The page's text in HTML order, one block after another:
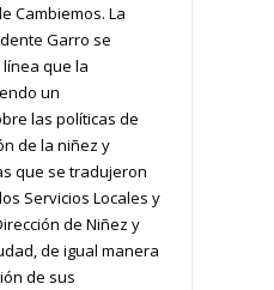
Cambiemos. La
Garro se
que la
un
las políticas de
de la niñez y
que se tradujeron
Servicios Locales y
de Niñez y
de igual manera
de sus